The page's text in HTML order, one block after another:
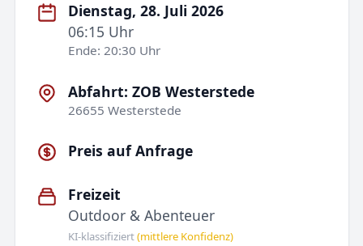
Dienstag, 28. Juli 2026
06:15 Uhr
Ende: 20:30 Uhr
Abfahrt: ZOB Westerstede
26655 Westerstede
Preis auf Anfrage
Freizeit
Outdoor & Abenteuer
KI-klassifiziert(mittlere Konfidenz)